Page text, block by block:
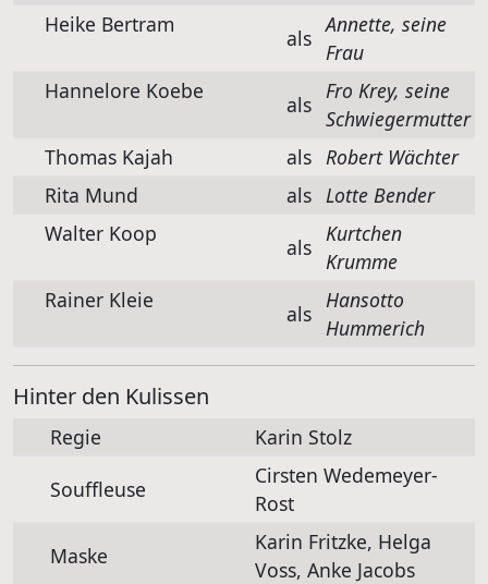
Heike Bertram
als
Annette, seine
Frau
Hannelore Koebe
als
Fro Krey, seine
Schwiegermutter
Thomas Kajah
als Robert Wächter
Rita Mund
als Lotte Bender
Walter Koop
als
Kurtchen
Krumme
Rainer Kleie
als
Hansotto
Hummerich
Hinter den Kulissen
Regie
Karin Stolz
Souffleuse
Cirsten Wedemeyer-
Rost
Maske
Karin Fritzke, Helga
Voss, Anke Jacobs